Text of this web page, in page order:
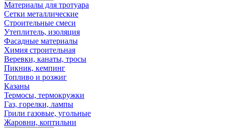
Материалы для тротуара
Сетки металлические
Строительные смеси
Утеплитель, изоляция
Фасадные материалы
Химия строительная
Веревки, канаты, тросы
Пикник, кемпинг
Топливо и розжиг
Казаны
Термосы, термокружки
Газ, горелки, лампы
Грили газовые, угольные
Жаровни, коптильни